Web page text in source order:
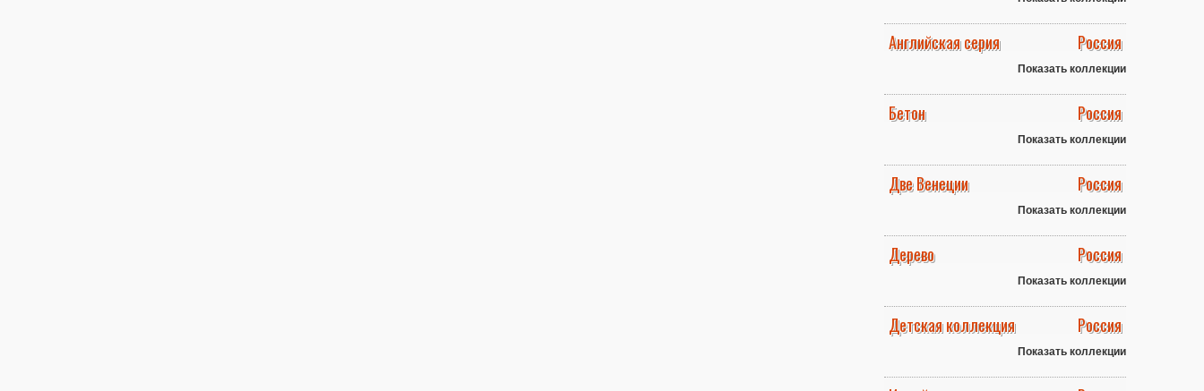
Английская серия Россия
Показать коллекции
Бетон Россия
Показать коллекции
Две Венеции Россия
Показать коллекции
Дерево Россия
Показать коллекции
Детская коллекция Россия
Показать коллекции